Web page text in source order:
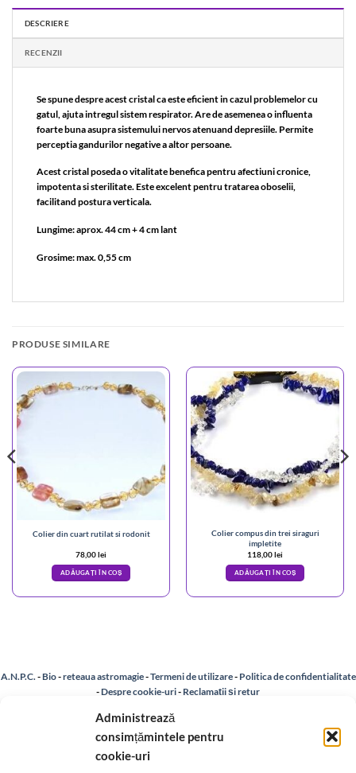
Administrează
consimțămintele pentru
cookie-uri
DESCRIERE
RECENZII
Se spune despre acest cristal ca este eficient in cazul problemelor cu
gatul, ajuta intregul sistem respirator. Are de asemenea o influenta
foarte buna asupra sistemului nervos atenuand depresiile. Permite
perceptia gandurilor negative a altor persoane.
Acest cristal poseda o vitalitate benefica pentru afectiuni cronice,
impotenta si sterilitate. Este excelent pentru tratarea oboselii,
facilitand postura verticala.
Lungime: aprox. 44 cm + 4 cm lant
Grosime: max. 0,55 cm
PRODUSE SIMILARE
Colier din cuart rutilat si rodonit
78,00lei
ADĂUGAȚI ÎN COȘ
Colier compus din trei siraguri
impletite
118,00lei
ADĂUGAȚI ÎN COȘ
A.N.P.C. -Bio-reteaua astromagie-Termeni de utilizare- Politica de confidentialitate
-Despre cookie-uri- Reclamații și retur
Politica de rezolvare a reclamatiilor -